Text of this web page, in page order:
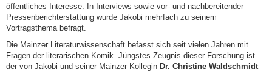
öffentliches Interesse. In Interviews sowie vor- und nachbereitender
Pressenberichterstattung wurde Jakobi mehrfach zu seinem
Vortragsthema befragt.
Die Mainzer Literaturwissenschaft befasst sich seit vielen Jahren mit
Fragen der literarischen Komik. Jüngstes Zeugnis dieser Forschung ist
der von Jakobi und seiner Mainzer Kollegin Dr. Christine Waldschmidt